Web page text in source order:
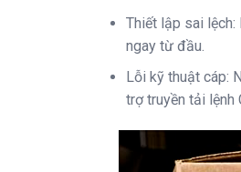
Thiết lập sai
ngay từ đầu.
Lỗi kỹ thuật cáp:
trợ truyền tải lệnh